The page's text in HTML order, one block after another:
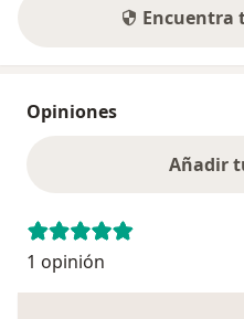
Encuentra
Opiniones
Añadir
1 opinión